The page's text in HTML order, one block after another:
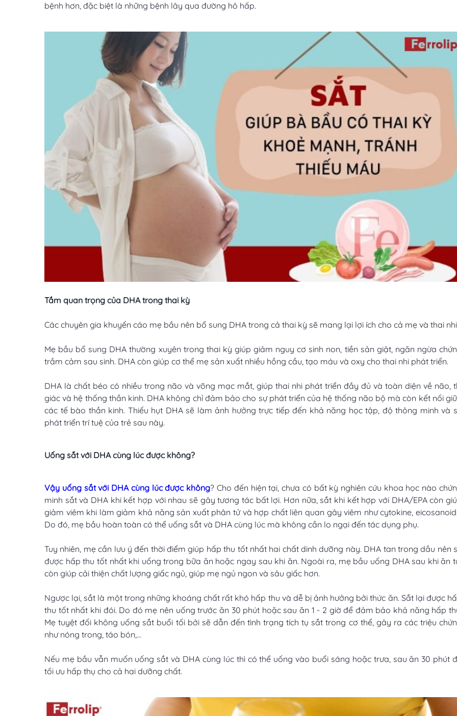
bệnh hơn, đặc biệt là những bệnh lây qua đường hô hấp.
Tầm quan trọng của DHA trong thai kỳ
Các chuyên gia khuyến cáo mẹ bầu nên bổ sung DHA trong cả thai kỳ sẽ mang lại lợi ích cho cả mẹ và thai
Mẹ bầu bổ sung DHA thường xuyên trong thai kỳ giúp giảm nguy cơ sinh non, tiền sản giật, ngăn ngừa
trầm cảm sau sinh. DHA còn giúp cơ thể mẹ sản xuất nhiều hồng cầu, tạo máu và oxy cho thai nhi phát triển.
DHA là chất béo có nhiều trong não và võng mạc mắt, giúp thai nhi phát triển đầy đủ và toàn diện về não,
giác và hệ thống thần kinh. DHA không chỉ đảm bảo cho sự phát triển của hệ thống não bộ mà còn kết nối
các tế bào thần kinh. Thiếu hụt DHA sẽ làm ảnh hưởng trực tiếp đến khả năng học tập, độ thông minh và
phát triển trí tuệ của trẻ sau này.
Uống sắt với DHA cùng lúc được không?
Vậy uống sắt với DHA cùng lúc được không? Cho đến hiện tại, chưa có bất kỳ nghiên cứu khoa học nào
minh sắt và DHA khi kết hợp với nhau sẽ gây tương tác bất lợi. Hơn nữa, sắt khi kết hợp với DHA/EPA còn
giảm viêm khi làm giảm khả năng sản xuất phân tử và hợp chất liên quan gây viêm như cytokine,
Do đó, mẹ bầu hoàn toàn có thể uống sắt và DHA cùng lúc mà không cần lo ngại đến tác dụng phụ.
Tuy nhiên, mẹ cần lưu ý đến thời điểm giúp hấp thu tốt nhất hai chất dinh dưỡng này. DHA tan trong dầu nên
được hấp thu tốt nhất khi uống trong bữa ăn hoặc ngay sau khi ăn. Ngoài ra, mẹ bầu uống DHA sau khi ăn
còn giúp cải thiện chất lượng giấc ngủ, giúp mẹ ngủ ngon và sâu giấc hơn.
Ngược lại, sắt là một trong những khoáng chất rất khó hấp thu và dễ bị ảnh hưởng bởi thức ăn. Sắt lại được
thu tốt nhất khi đói. Do đó mẹ nên uống trước ăn 30 phút hoặc sau ăn 1 - 2 giờ để đảm bảo khả năng hấp
Mẹ tuyệt đối không uống sắt buổi tối bởi sẽ dẫn đến tình trạng tích tụ sắt trong cơ thể, gây ra các triệu
như nóng trong, táo bón,...
Nếu mẹ bầu vẫn muốn uống sắt và DHA cùng lúc thì có thể uống vào buổi sáng hoặc trưa, sau ăn 30 phút
tối ưu hấp thụ cho cả hai dưỡng chất.